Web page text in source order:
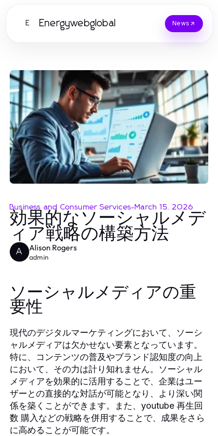
E Energywebglobal News
Business and Consumer Services-March 15, 2026
効果的なソーシャルメデ
ィア戦略の構築方法
A Alison Rogers
admin
ソーシャルメディアの重
要性
現代のデジタルマーケティングにおいて、ソーシ
ャルメディアは欠かせない要素となっています。
特に、コンテンツの普及やブランド認知度の向上
において、その力は計り知れません。ソーシャル
メディアを効果的に活用することで、企業はユー
ザーとの直接的な対話が可能となり、より深い関
係を築くことができます。また、 youtube 再生回
数 購入 などの戦略を併用することで、成果をさら
に高めることが可能です。